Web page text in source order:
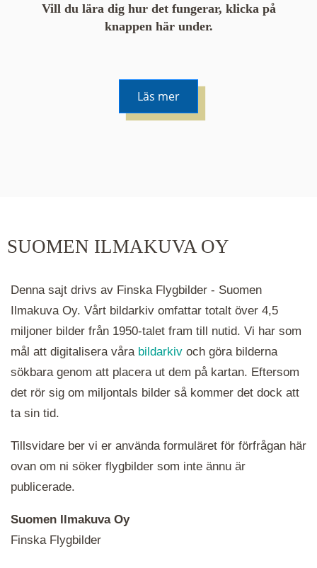
Vill du lära dig hur det fungerar, klicka på
knappen här under.
Läs mer
hålla ned ctrl-tangenten och scrolla.
SUOMEN ILMAKUVA OY
Denna sajt drivs av Finska Flygbilder - Suomen
Ilmakuva Oy. Vårt bildarkiv omfattar totalt över 4,5
miljoner bilder från 1950-talet fram till nutid. Vi har som
mål att digitalisera våra bildarkiv och göra bilderna
sökbara genom att placera ut dem på kartan. Eftersom
det rör sig om miljontals bilder så kommer det dock att
ta sin tid.
Tillsvidare ber vi er använda formuläret för förfrågan här
ovan om ni söker flygbilder som inte ännu är
publicerade.
Suomen Ilmakuva Oy
Finska Flygbilder